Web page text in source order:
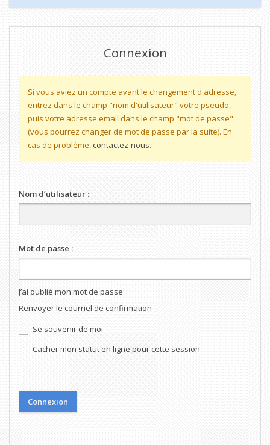
Connexion
Si vous aviez un compte avant le changement d'adresse,
entrez dans le champ "nom d'utilisateur" votre pseudo,
puis votre adresse email dans le champ "mot de passe"
(vous pourrez changer de mot de passe par la suite). En
cas de problème, contactez-nous.
Nom d’utilisateur :
Mot de passe :
J’ai oublié mon mot de passe
Renvoyer le courriel de confirmation
Se souvenir de moi
Cacher mon statut en ligne pour cette session